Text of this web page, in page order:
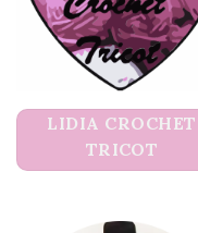
LIDIA CROCHET
TRICOT